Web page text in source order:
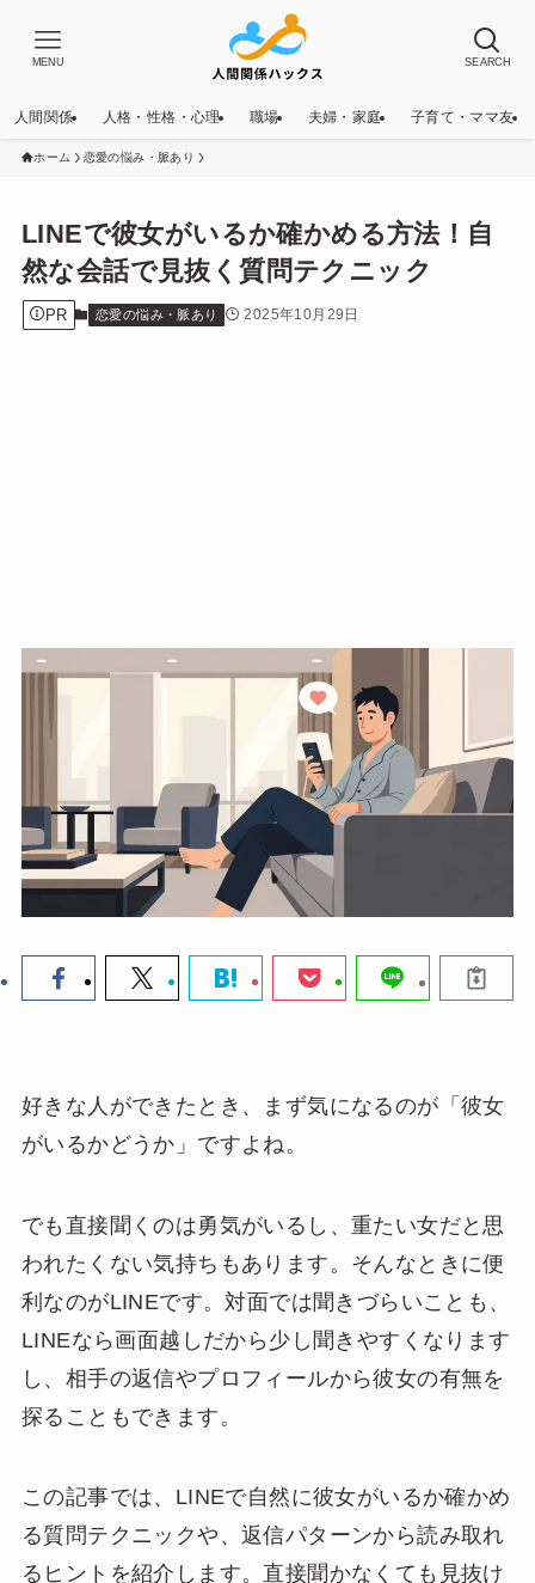
SEARCH
MENU
人間関係 人格・性格・心理 職場 夫婦・家庭 子育て・ママ友
ホーム 恋愛の悩み・脈あり
LINEで彼女がいるか確かめる方法！自
然な会話で見抜く質問テクニック
PR 恋愛の悩み・脈あり 2025年10月29日
好きな人ができたとき、まず気になるのが「彼女
がいるかどうか」ですよね。
でも直接聞くのは勇気がいるし、重たい女だと思
われたくない気持ちもあります。そんなときに便
利なのがLINEです。対面では聞きづらいことも、
LINEなら画面越しだから少し聞きやすくなります
し、相手の返信やプロフィールから彼女の有無を
探ることもできます。
この記事では、LINEで自然に彼女がいるか確かめ
る質問テクニックや、返信パターンから読み取れ
るヒントを紹介します。直接聞かなくても見抜け